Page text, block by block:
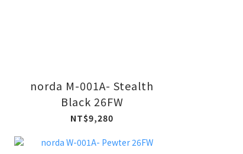
norda M-001A- Stealth
Black 26FW
NT$9,280